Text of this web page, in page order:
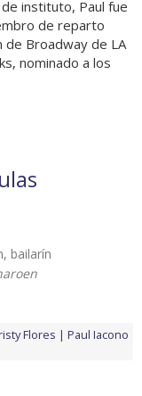
instituto, Paul fue
de reparto
de Broadway de LA
nominado a los
bailarín
Flores
Paul Iacono